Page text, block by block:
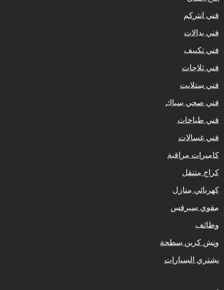
فني انتركم
فني بدالات
فني تكييف
فني ثلاجات
فني ستلايت
فني صحي سباك
فني طباخات
فني غسالات
كاميرات مراقبة
كراج متنقل
كهربائي منازل
مقوي سيرفس
وظائف
ونش كرين سطحة
يشتري السيارات